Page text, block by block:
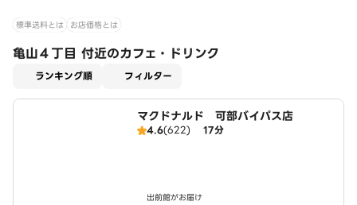
標準送料とは お店価格とは
亀山４丁目 付近のカフェ・ドリンク
ランキング順 フィルター
マクドナルド 可部バイパス店
4.6(622) 17分
出前館がお届け